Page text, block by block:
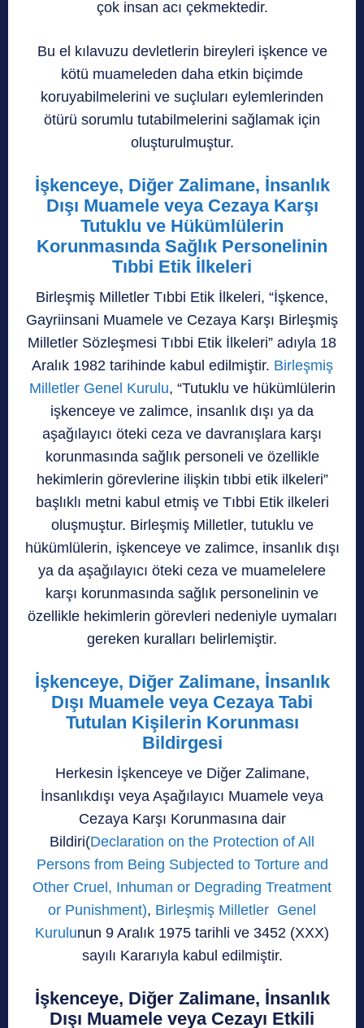
çok insan acı çekmektedir.
Bu el kılavuzu devletlerin bireyleri işkence ve
kötü muameleden daha etkin biçimde
koruyabilmelerini ve suçluları eylemlerinden
ötürü sorumlu tutabilmelerini sağlamak için
oluşturulmuştur.
İşkenceye, Diğer Zalimane, İnsanlık
Dışı Muamele veya Cezaya Karşı
Tutuklu ve Hükümlülerin
Korunmasında Sağlık Personelinin
Tıbbi Etik İlkeleri
Birleşmiş Milletler Tıbbi Etik İlkeleri, “İşkence,
Gayriinsani Muamele ve Cezaya Karşı Birleşmiş
Milletler Sözleşmesi Tıbbi Etik İlkeleri” adıyla 18
Aralık 1982 tarihinde kabul edilmiştir. Birleşmiş
Milletler Genel Kurulu, “Tutuklu ve hükümlülerin
işkenceye ve zalimce, insanlık dışı ya da
aşağılayıcı öteki ceza ve davranışlara karşı
korunmasında sağlık personeli ve özellikle
hekimlerin görevlerine ilişkin tıbbi etik ilkeleri”
başlıklı metni kabul etmiş ve Tıbbi Etik ilkeleri
oluşmuştur. Birleşmiş Milletler, tutuklu ve
hükümlülerin, işkenceye ve zalimce, insanlık dışı
ya da aşağılayıcı öteki ceza ve muamelelere
karşı korunmasında sağlık personelinin ve
özellikle hekimlerin görevleri nedeniyle uymaları
gereken kuralları belirlemiştir.
İşkenceye, Diğer Zalimane, İnsanlık
Dışı Muamele veya Cezaya Tabi
Tutulan Kişilerin Korunması
Bildirgesi
Herkesin İşkenceye ve Diğer Zalimane,
İnsanlıkdışı veya Aşağılayıcı Muamele veya
Cezaya Karşı Korunmasına dair
Bildiri(Declaration on the Protection of All
Persons from Being Subjected to Torture and
Other Cruel, Inhuman or Degrading Treatment
or Punishment), Birleşmiş Milletler Genel
Kurulunun 9 Aralık 1975 tarihli ve 3452 (XXX)
sayılı Kararıyla kabul edilmiştir.
İşkenceye, Diğer Zalimane, İnsanlık
Dışı Muamele veya Cezayı Etkili